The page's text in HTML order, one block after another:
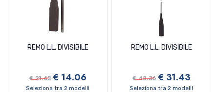
REMO L.L. DIVISIBILE
€ 21.63 € 14.06
Seleziona tra 2 modelli
REMO L.L. DIVISIBILE
€ 48.36 € 31.43
Seleziona tra 2 modelli